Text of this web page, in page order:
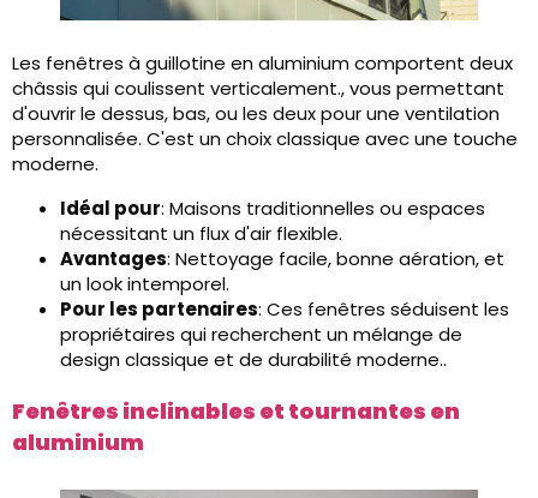
Les fenêtres à guillotine en aluminium comportent deux
châssis qui coulissent verticalement., vous permettant
d'ouvrir le dessus, bas, ou les deux pour une ventilation
personnalisée. C'est un choix classique avec une touche
moderne.
Idéal pour: Maisons traditionnelles ou espaces
nécessitant un flux d'air flexible.
Avantages: Nettoyage facile, bonne aération, et
un look intemporel.
Pour les partenaires: Ces fenêtres séduisent les
propriétaires qui recherchent un mélange de
design classique et de durabilité moderne..
Fenêtres inclinables et tournantes en
aluminium